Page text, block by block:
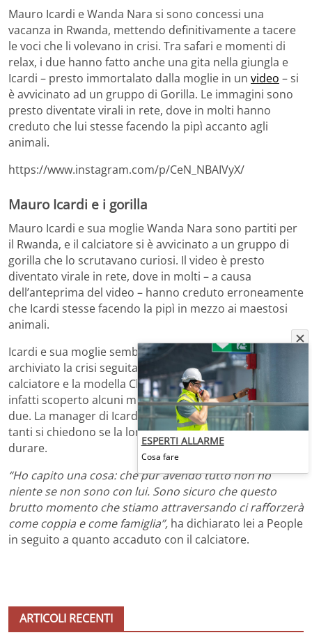
Mauro Icardi e Wanda Nara si sono concessi una
vacanza in Rwanda, mettendo definitivamente a tacere
le voci che li volevano in crisi. Tra safari e momenti di
relax, i due hanno fatto anche una gita nella giungla e
Icardi – presto immortalato dalla moglie in un video – si
è avvicinato ad un gruppo di Gorilla. Le immagini sono
presto diventate virali in rete, dove in molti hanno
creduto che lui stesse facendo la pipì accanto agli
animali.
https://www.instagram.com/p/CeN_NBAIVyX/
Mauro Icardi e i gorilla
Mauro Icardi e sua moglie Wanda Nara sono partiti per
il Rwanda, e il calciatore si è avvicinato a un gruppo di
gorilla che lo scrutavano curiosi. Il video è presto
diventato virale in rete, dove in molti – a causa
dell’anteprima del video – hanno creduto erroneamente
che Icardi stesse facendo la pipì in mezzo ai maestosi
animali.
Icardi e sua moglie sembrano aver definitivamente
archiviato la crisi seguita a quanto accaduto tra il
calciatore e la modella China Suarez: Wanda aveva
infatti scoperto alcuni messaggi compromettenti tra i
due. La manager di Icardi ha deciso diperdonarlo
tanti si chiedono se la loro unione sia destinata a
durare.
“Ho capito una cosa: che pur avendo tutto non ho
niente se non sono con lui. Sono sicuro che questo
brutto momento che stiamo attraversando ci rafforzerà
come coppia e come famiglia”, ha dichiarato lei a People
in seguito a quanto accaduto con il calciatore.
ARTICOLI RECENTI
ESPERTI ALLARME
Cosa fare